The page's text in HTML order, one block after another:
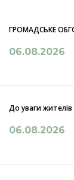
ГРОМАДСЬКЕ
06.08.2026
До уваги жителів
06.08.2026